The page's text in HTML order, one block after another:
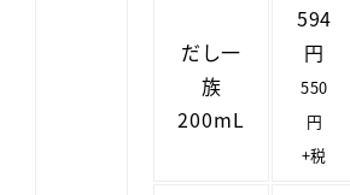
だし一
族
200mL
594
円
550
円
+税